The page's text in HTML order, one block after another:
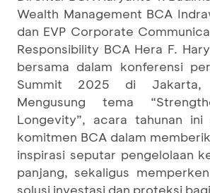
Wealth Management BCA
dan EVP Corporate
Responsibility BCA Hera F.
bersama dalam konferensi
Summit 2025 di Jakarta,
Mengusung tema
Longevity”, acara tahunan ini
komitmen BCA dalam
inspirasi seputar pengelolaan
panjang, sekaligus
solusi investasi dan proteksi